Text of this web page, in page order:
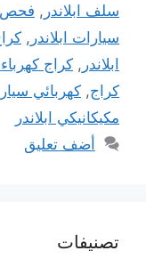
سلف ابلاندر , فحص
سيارات ابلاندر ,
ابلاندر , كراج كهرباء
كراج, كهربائي
مكيكانيكي ابلاندر
أضف تعليق
تصنيفات